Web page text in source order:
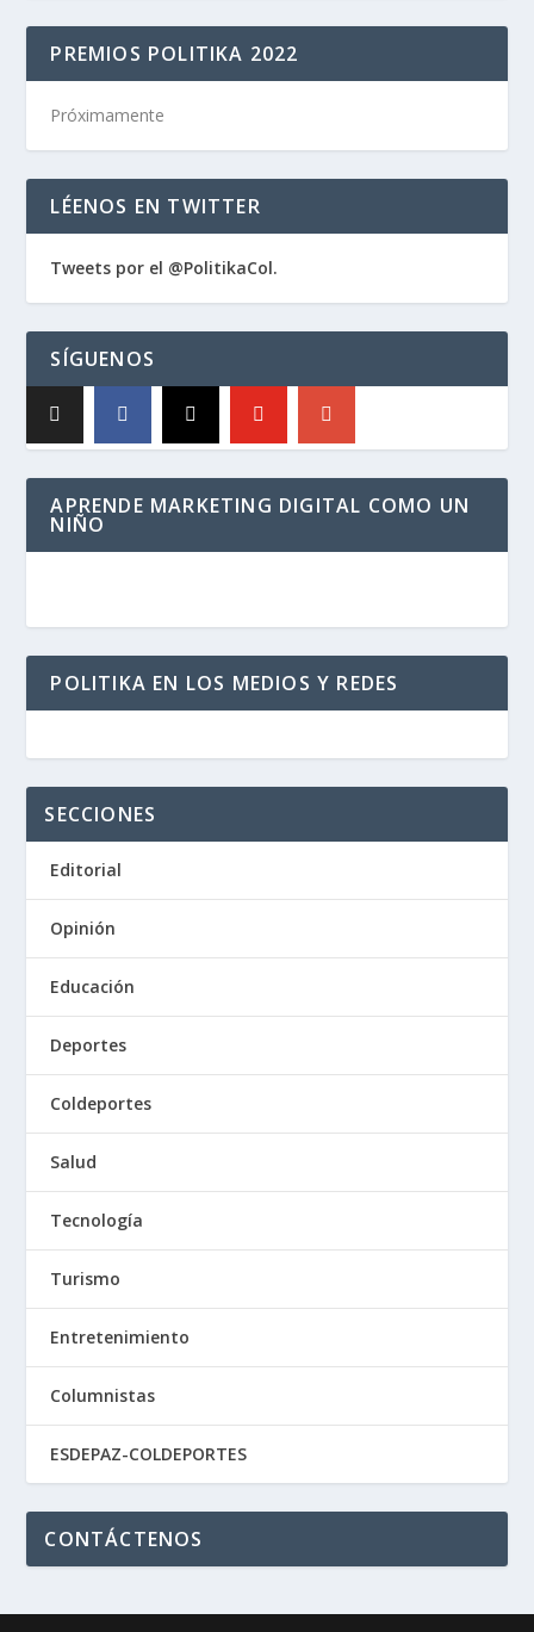
PREMIOS POLITIKA 2022
Próximamente
LÉENOS EN TWITTER
Tweets por el @PolitikaCol.
SÍGUENOS
APRENDE MARKETING DIGITAL COMO UN
NIÑO
POLITIKA EN LOS MEDIOS Y REDES
SECCIONES
Editorial
Opinión
Educación
Deportes
Coldeportes
Salud
Tecnología
Turismo
Entretenimiento
Columnistas
ESDEPAZ-COLDEPORTES
CONTÁCTENOS